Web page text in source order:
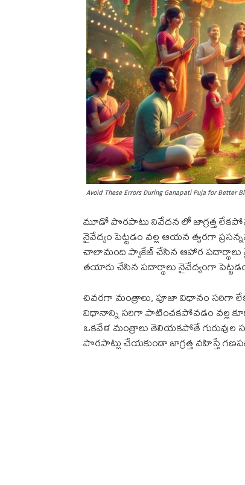
Avoid These Errors During Ganapati Puja for Better
మూడో పొరపాటు నివేదన లో జాగ్రత్త
నైవేద్యం పెట్టడం వల్ల ఆయన త్వరగా
చాలామంది ప్యాకేజ్ చేసిన ఆహార పదార్థాలు
తయారు చేసిన పదార్థాలు నైవేద్యంగా
చివరగా మంత్రాలు, పూజా విధానం సరిగా
విధానాన్ని సరిగా పాటించకపోవడం వల్ల
ఒకవేళ మంత్రాలు తెలియకపోతే
పొరపాట్లు చేయకుండా జాగ్రత్త వహిస్తే